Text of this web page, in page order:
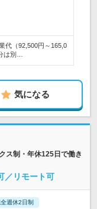
代（92,500円～165,0
は別…
気になる
ス制・年休125日で働き
／リモート可
週休2日制